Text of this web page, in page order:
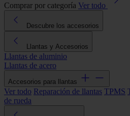
Comprar por categoría Ver todo
Descubre los accesorios
Llantas y Accesorios
Llantas de aluminio
Llantas de acero
Accesorios para llantas
Ver todo Reparación de llantas TPMS
de rueda